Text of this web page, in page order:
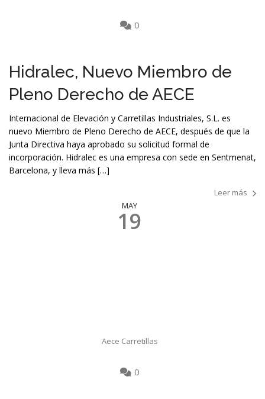
0
Hidralec, Nuevo Miembro de
Pleno Derecho de AECE
Internacional de Elevación y Carretillas Industriales, S.L. es
nuevo Miembro de Pleno Derecho de AECE, después de que la
Junta Directiva haya aprobado su solicitud formal de
incorporación. Hidralec es una empresa con sede en Sentmenat,
Barcelona, y lleva más […]
Leer más
MAY
19
Aece Carretillas
0